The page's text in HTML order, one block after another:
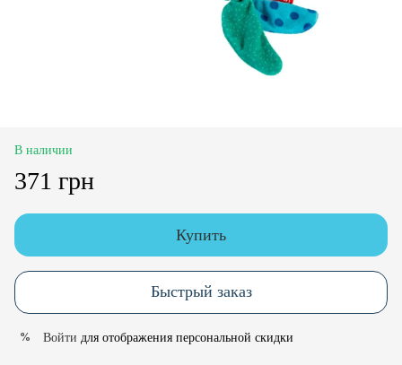
В наличии
371 грн
Купить
Быстрый заказ
% Войти для отображения персональной скидки